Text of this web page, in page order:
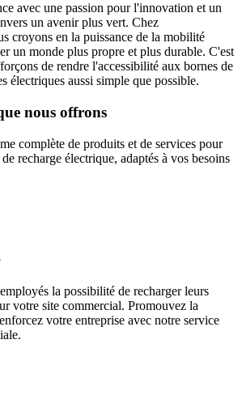
avec une passion pour l'innovation et un
un avenir plus vert. Chez
croyons en la puissance de la mobilité
un monde plus propre et plus durable. C'est
de rendre l'accessibilité aux bornes de
électriques aussi simple que possible.
nous offrons
complète de produits et de services pour
recharge électrique, adaptés à vos besoins
la possibilité de recharger leurs
votre site commercial. Promouvez la
votre entreprise avec notre service